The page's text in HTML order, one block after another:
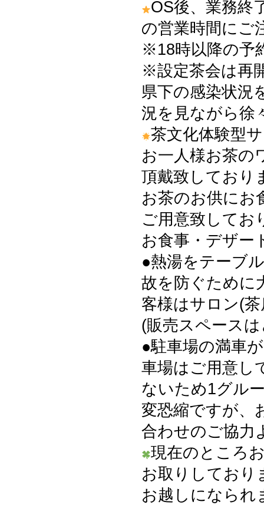
OS後、業務終
の営業時間にご
※18時以降の予
※設定茶会は再
県下の感染状況
況を見ながら徐
茶文化体験型
お一人様お茶の
頂戴致しており
お茶のお供にお
ご用意致してお
お食事・デザー
●熱湯をテーブ
故を防ぐために
客様はサロン(
(販売スペース
●駐車場の満車
車場はご用意し
ないため1グル
変恐縮ですが、
合わせのご協力
現在のところ
お取りしており
お越しになられ